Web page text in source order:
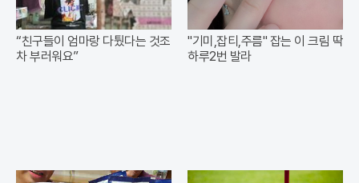
“친구들이 엄마랑 다퉜다는 것조
차 부러워요”
"기미,잡티,주름" 잡는 이 크림 딱
하루2번 발라